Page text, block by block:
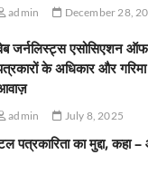
admin December 28,
जर्नलिस्ट्स एसोसिएशन ऑफ
के अधिकार और
admin July 8, 2025
पत्रकारिता का मुद्दा, कहा